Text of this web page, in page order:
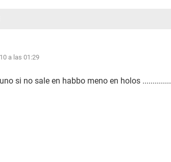
a las 01:29
si no sale en habbo meno en holos ..............